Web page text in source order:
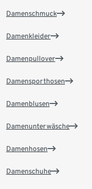
Damenschmuck
Damenkleider
Damenpullover
Damensporthosen
Damenblusen
Damenunterwäsche
Damenhosen
Damenschuhe